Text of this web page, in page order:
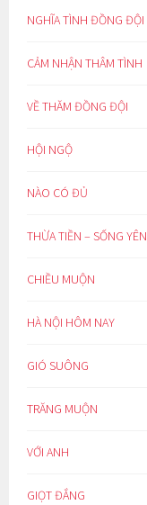
NGHĨA TÌNH ĐỒNG ĐỘI
CẢM NHẬN THÂM TÌNH
VỀ THĂM ĐỒNG ĐỘI
HỘI NGỘ
NÀO CÓ ĐỦ
THỪA TIỀN – SỐNG YÊN
CHIỀU MUỘN
HÀ NỘI HÔM NAY
GIÓ SUÔNG
TRĂNG MUỘN
VỚI ANH
GIỌT ĐẮNG